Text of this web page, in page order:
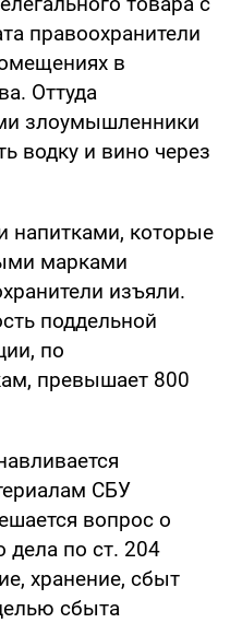
правоохранители
в
Оттуда
злоумышленники
водку и вино через
напитками, которые
марками
изъяли.
поддельной
по
превышает 800
СБУ
вопрос о
дела по ст. 204
хранение, сбыт
сбыта